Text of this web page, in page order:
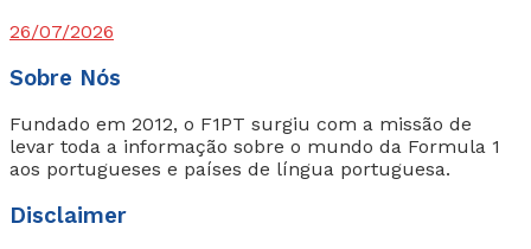
26/07/2026
Sobre Nós
Fundado em 2012, o F1PT surgiu com a missão de
levar toda a informação sobre o mundo da Formula 1
aos portugueses e países de língua portuguesa.
Disclaimer